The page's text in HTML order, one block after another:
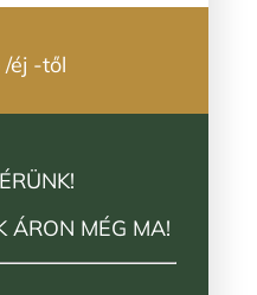
/éj -től
ÁRON MÉG MA!